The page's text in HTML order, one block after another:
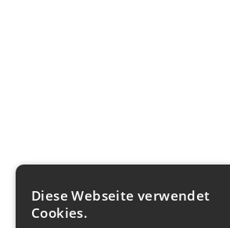
Diese Webseite verwendet
Cookies.